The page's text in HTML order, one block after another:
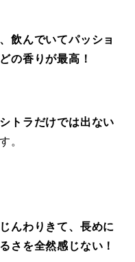
飲んでいてパッショ
の香りが最高！
トラだけでは出ない
。
んわりきて、長めに
さを全然感じない！